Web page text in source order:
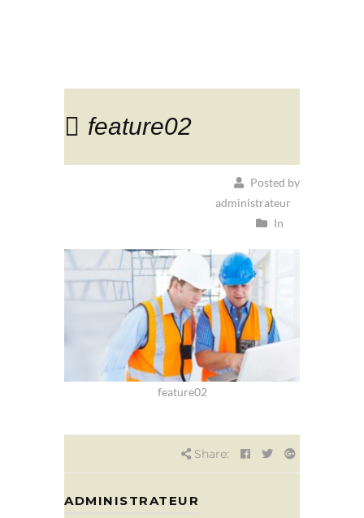
feature02
Posted by
administrateur
In
feature02
Share:
ADMINISTRATEUR